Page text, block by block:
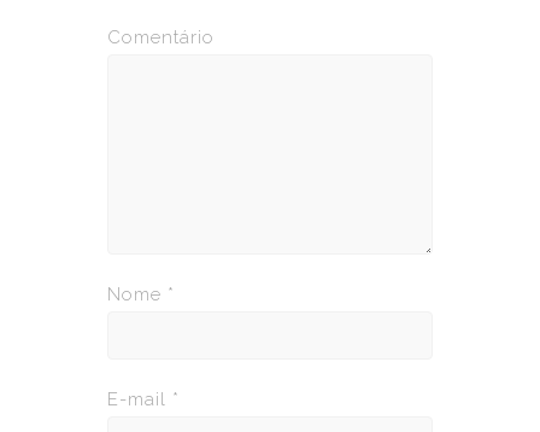
Comentário
Nome *
E-mail *